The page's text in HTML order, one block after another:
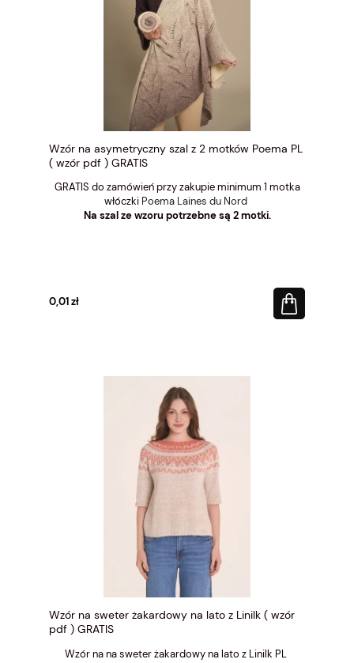
Wzór na asymetryczny szal z 2 motków Poema PL
( wzór pdf ) GRATIS
GRATIS do zamówień przy zakupie minimum 1 motka
włóczki Poema Laines du Nord
Na szal ze wzoru potrzebne są 2 motki.
0,01 zł
Wzór na sweter żakardowy na lato z Linilk ( wzór
pdf ) GRATIS
Wzór na na sweter żakardowy na lato z Linilk PL